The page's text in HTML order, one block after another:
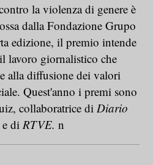
la violenza di genere è
dalla Fondazione Grupo
edizione, il premio intende
lavoro giornalistico che
alla diffusione dei valori
Quest'anno i premi sono
collaboratrice di Diario
e di RTVE.n